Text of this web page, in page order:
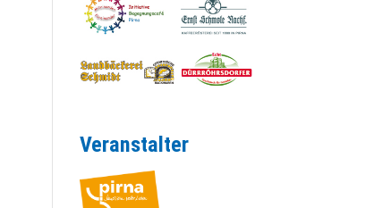
Veranstalter